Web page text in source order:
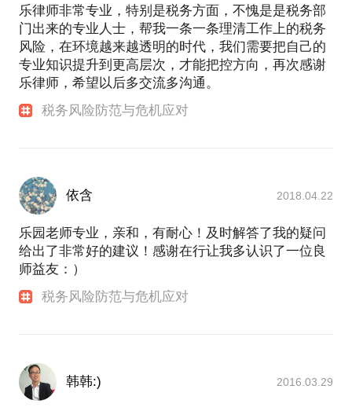
乐律师非常专业，特别是税务方面，不愧是是税务部
门出来的专业人士，帮我一条一条理清工作上的税务
风险，在环境越来越透明的时代，我们需要把自己的
专业知识提升到更高层次，才能把控方向，再次感谢
乐律师，希望以后多交流多沟通。
税务风险防范与危机应对
依含 2018.04.22
乐园老师专业，亲和，有耐心！及时解答了我的疑问
给出了非常好的建议！感谢在行让我多认识了一位良
师益友：）
税务风险防范与危机应对
韩韩:) 2016.03.29